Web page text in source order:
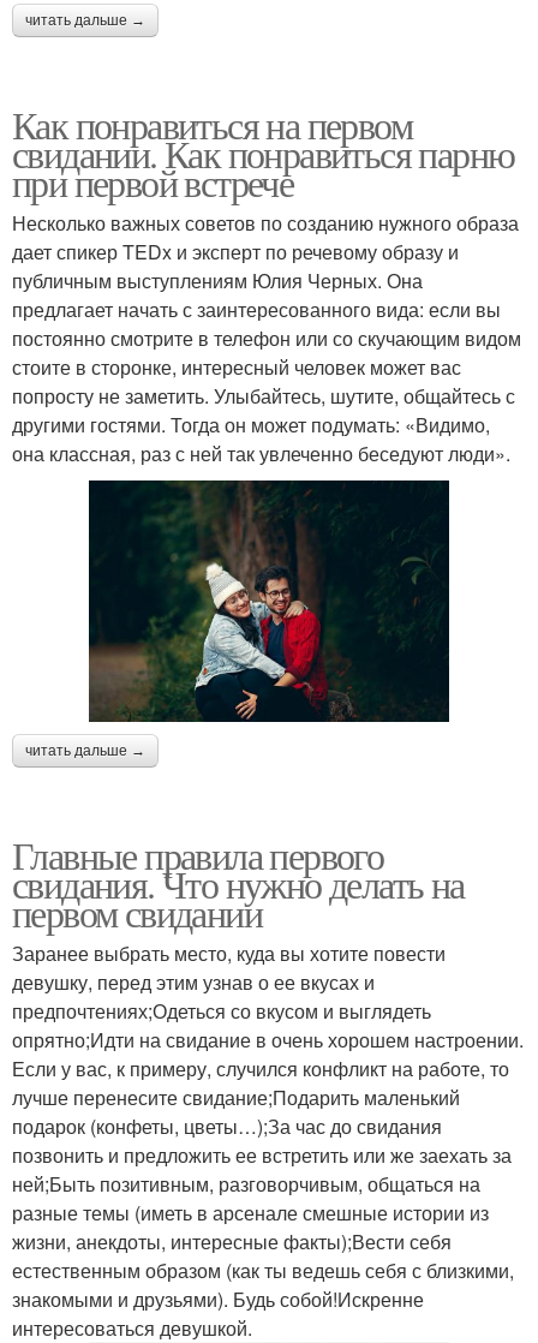
читать дальше →
Как понравиться на первом
свидании. Как понравиться парню
при первой встрече
Несколько важных советов по созданию нужного образа
дает спикер TEDx и эксперт по речевому образу и
публичным выступлениям Юлия Черных. Она
предлагает начать с заинтересованного вида: если вы
постоянно смотрите в телефон или со скучающим видом
стоите в сторонке, интересный человек может вас
попросту не заметить. Улыбайтесь, шутите, общайтесь с
другими гостями. Тогда он может подумать: «Видимо,
она классная, раз с ней так увлеченно беседуют люди».
читать дальше →
Главные правила первого
свидания. Что нужно делать на
первом свидании
Заранее выбрать место, куда вы хотите повести
девушку, перед этим узнав о ее вкусах и
предпочтениях;Одеться со вкусом и выглядеть
опрятно;Идти на свидание в очень хорошем настроении.
Если у вас, к примеру, случился конфликт на работе, то
лучше перенесите свидание;Подарить маленький
подарок (конфеты, цветы…);За час до свидания
позвонить и предложить ее встретить или же заехать за
ней;Быть позитивным, разговорчивым, общаться на
разные темы (иметь в арсенале смешные истории из
жизни, анекдоты, интересные факты);Вести себя
естественным образом (как ты ведешь себя с близкими,
знакомыми и друзьями). Будь собой!Искренне
интересоваться девушкой.